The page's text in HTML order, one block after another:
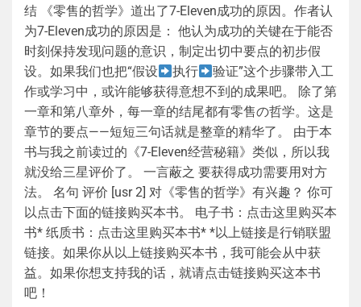
结 《零售的哲学》道出了7-Eleven成功的原因。作者认
为7-Eleven成功的原因是： 他认为成功的关键在于能否
时刻保持发现问题的意识，制定出切中要点的初步假
设。如果我们也把“假设
执行
验证”这个步骤带入工
作或学习中，或许能够获得意想不到的成果吧。 除了第
一章和第八章外，每一章的结尾都有零售の哲学。这是
章节的要点——短短三句话就是整章的精华了。 由于本
书与我之前读过的《7-Eleven经营秘籍》类似，所以我
就没给三星评价了。 一言蔽之 要获得成功需要用对方
法。 名句 评价 [usr 2] 对《零售的哲学》有兴趣？ 你可
以点击下面的链接购买本书。 电子书：点击这里购买本
书* 纸质书：点击这里购买本书* *以上链接是行销联盟
链接。如果你从以上链接购买本书，我可能会从中获
益。如果你想支持我的话，就请点击链接购买这本书
吧！